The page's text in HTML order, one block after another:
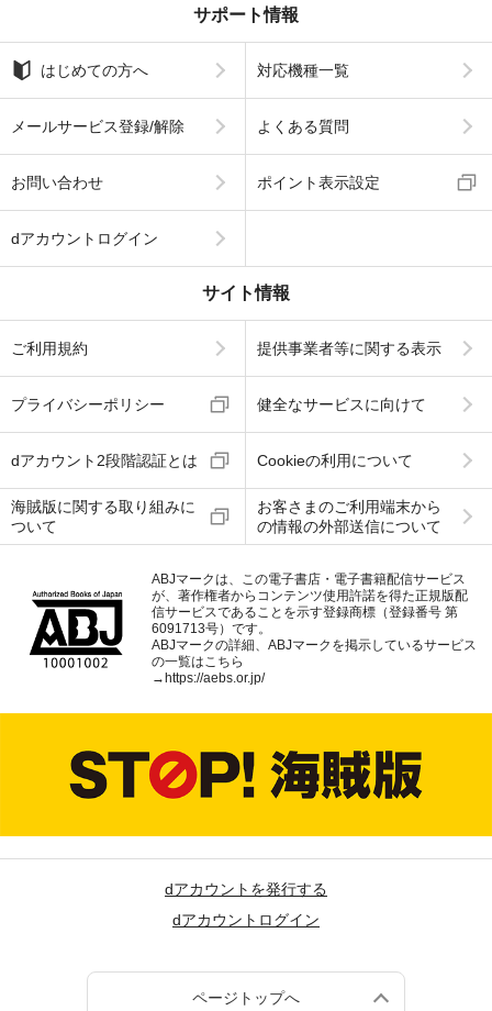
サポート情報
はじめての方へ 対応機種一覧
メールサービス登録/解除 よくある質問
お問い合わせ ポイント表示設定
dアカウントログイン
サイト情報
ご利用規約 提供事業者等に関する表示
プライバシーポリシー 健全なサービスに向けて
dアカウント2段階認証とは Cookieの利用について
海賊版に関する取り組みに
ついて
お客さまのご利用端末から
の情報の外部送信について
ABJマークは、この電子書店・電子書籍配信サービス
が、著作権者からコンテンツ使用許諾を得た正規版配
信サービスであることを示す登録商標（登録番号 第
6091713号）です。
ABJマークの詳細、ABJマークを掲示しているサービス
の一覧はこちら
→ https://aebs.or.jp/
dアカウントを発行する
dアカウントログイン
ページトップへ